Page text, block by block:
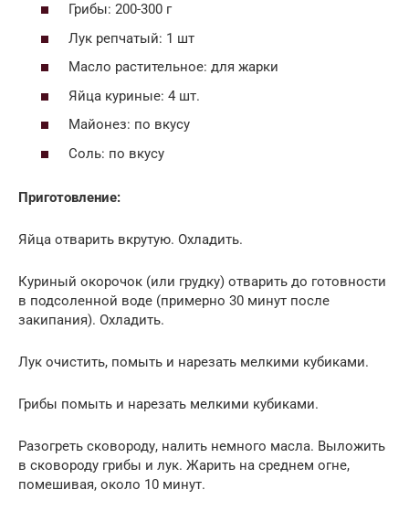
Грибы: 200-300 г
Лук репчатый: 1 шт
Масло растительное: для жарки
Яйца куриные: 4 шт.
Майонез: по вкусу
Соль: по вкусу
Приготовление:
Яйца отварить вкрутую. Охладить.
Куриный окорочок (или грудку) отварить до готовности
в подсоленной воде (примерно 30 минут после
закипания). Охладить.
Лук очистить, помыть и нарезать мелкими кубиками.
Грибы помыть и нарезать мелкими кубиками.
Разогреть сковороду, налить немного масла. Выложить
в сковороду грибы и лук. Жарить на среднем огне,
помешивая, около 10 минут.